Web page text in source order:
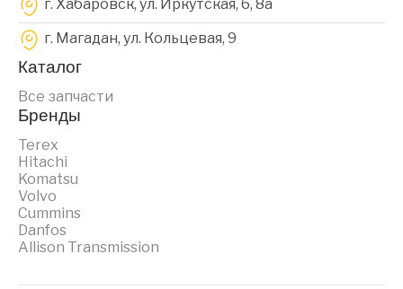
г. Хабаровск, ул. Иркутская, 6, 8a
г. Магадан, ул. Кольцевая, 9
Каталог
Все запчасти
Бренды
Terex
Hitachi
Komatsu
Volvo
Cummins
Danfos
Allison Transmission